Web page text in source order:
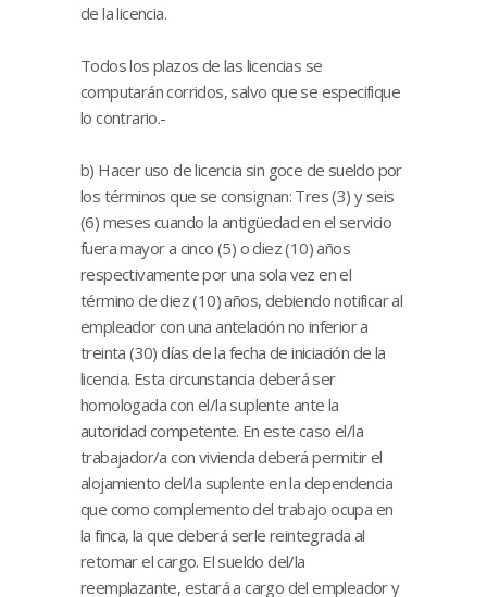
de la licencia.
Todos los plazos de las licencias se
computarán corridos, salvo que se especifique
lo contrario.-
b) Hacer uso de licencia sin goce de sueldo por
los términos que se consignan: Tres (3) y seis
(6) meses cuando la antigüedad en el servicio
fuera mayor a cinco (5) o diez (10) años
respectivamente por una sola vez en el
término de diez (10) años, debiendo notificar al
empleador con una antelación no inferior a
treinta (30) días de la fecha de iniciación de la
licencia. Esta circunstancia deberá ser
homologada con el/la suplente ante la
autoridad competente. En este caso el/la
trabajador/a con vivienda deberá permitir el
alojamiento del/la suplente en la dependencia
que como complemento del trabajo ocupa en
la finca, la que deberá serle reintegrada al
retomar el cargo. El sueldo del/la
reemplazante, estará a cargo del empleador y